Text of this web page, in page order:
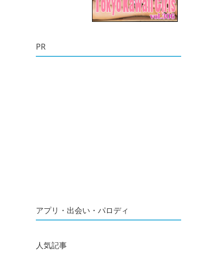
PR
アプリ・出会い・パロディ
人気記事